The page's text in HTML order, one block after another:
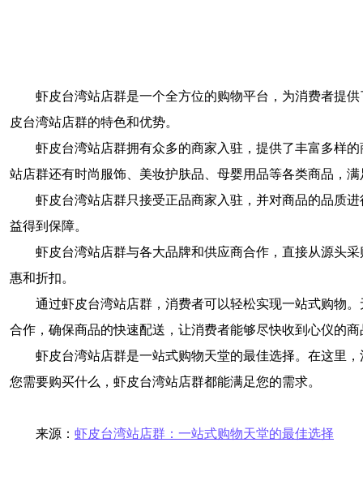
虾皮台湾站店群是一个全方位的购物平台，为消费者提
皮台湾站店群的特色和优势。
虾皮台湾站店群拥有众多的商家入驻，提供了丰富多样
站店群还有时尚服饰、美妆护肤品、母婴用品等各类商品，
虾皮台湾站店群只接受正品商家入驻，并对商品的品质
益得到保障。
虾皮台湾站店群与各大品牌和供应商合作，直接从源头
惠和折扣。
通过虾皮台湾站店群，消费者可以轻松实现一站式购物
合作，确保商品的快速配送，让消费者能够尽快收到心仪的商
虾皮台湾站店群是一站式购物天堂的最佳选择。在这里
您需要购买什么，虾皮台湾站店群都能满足您的需求。
来源： 虾皮台湾站店群：一站式购物天堂的最佳选择